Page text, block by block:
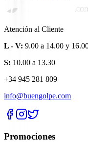
Atención al Cliente
L - V: 9.00 a 14.00 y
S: 10.00 a 13.30
+34 945 281 809
info@buengolpe.com
Promociones